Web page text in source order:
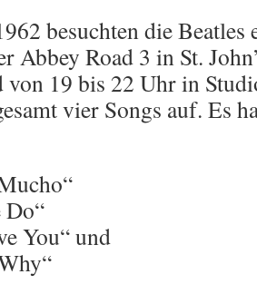
besuchten die
Abbey Road 3 in St.
von 19 bis 22 Uhr in
vier Songs auf. Es
Do“
You“ und